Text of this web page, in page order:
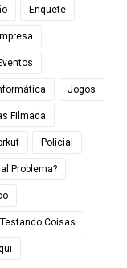
Enquete
Jogos
Filmada
Policial
Problema?
Testando Coisas